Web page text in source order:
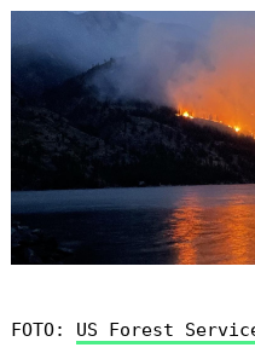
FOTO: US Forest